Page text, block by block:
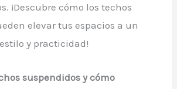
¡Descubre cómo los techos
elevar tus espacios a un
y practicidad!
suspendidos y cómo